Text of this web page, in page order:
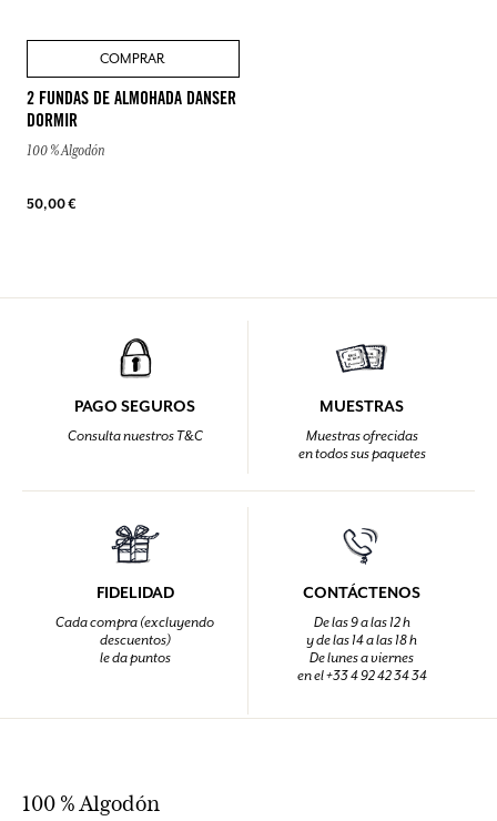
COMPRAR
2 FUNDAS DE ALMOHADA DANSER
DORMIR
100 % Algodón
50,00 €
PAGO SEGUROS
Consulta nuestros T&C
MUESTRAS
Muestras ofrecidas
en todos sus paquetes
FIDELIDAD
Cada compra (excluyendo
descuentos)
le da puntos
CONTÁCTENOS
De las 9 a las 12 h
y de las 14 a las 18 h
De lunes a viernes
en el +33 4 92 42 34 34
100 % Algodón